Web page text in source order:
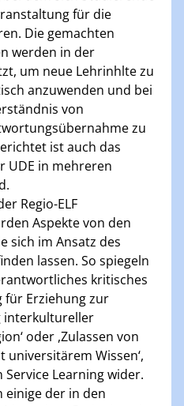
für die
Die gemachten
werden in der
um neue Lehrinhlte zu
anzuwenden und bei
von
zu
ist auch das
UDE in mehreren
Regio-ELF
Aspekte von den
sich im Ansatz des
lassen. So spiegeln
kritisches
für Erziehung zur
interkultureller
oder ,Zulassen von
universitärem Wissen‘,
Learning wider.
einige der in den